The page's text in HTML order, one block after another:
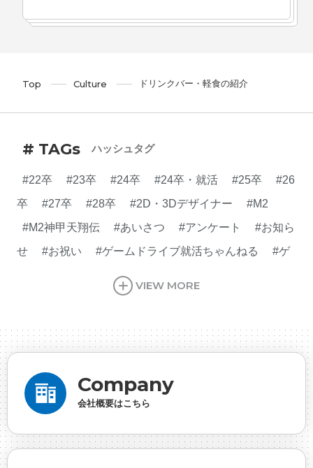
Top Culture ドリンクバー・軽食の紹介
# TAGs ハッシュタグ
#22卒 #23卒 #24卒 #24卒・就活 #25卒
#26
卒
#27卒 #28卒 #2D・3Dデザイナー
#M2
#M2神甲天翔伝
#あいさつ #アンケート
#お知ら
せ
#お祝い #ゲームドライブ就活ちゃんねる
#ゲ
#ゲーム開発
#シフォンめし
デザイナー
#プランナー #プログラマー
#プログ
ラム愛
事業実績
#事業紹介 #仕事紹介
#休業日
らん
#健康企業宣言 #健康優良法人 #入社式
#
VIEW MORE
Company
会社概要はこちら